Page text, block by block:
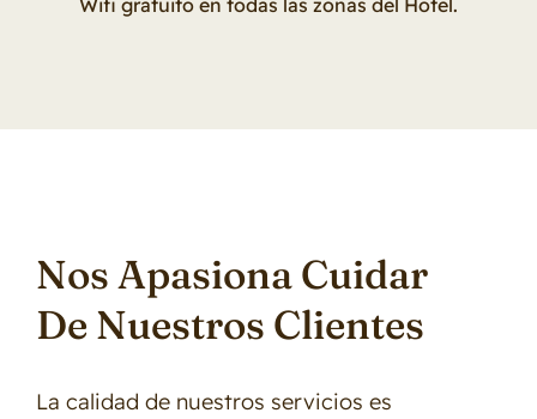
Nos Apasiona Cuidar
De Nuestros Clientes
La calidad de nuestros servicios es